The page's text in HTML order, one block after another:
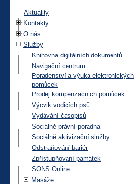
Aktuality
Kontakty
O nás
Služby
Knihovna digitálních dokumentů
Navigační centrum
Poradenství a výuka elektronických
pomůcek
Prodej kompenzačních pomůcek
Výcvik vodicích psů
Vydávání časopisů
Sociálně právní poradna
Sociálně aktivizační služby
Odstraňování bariér
Zpřístupňování památek
SONS Online
Masáže